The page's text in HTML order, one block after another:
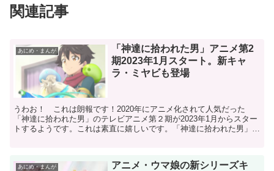
関連記事
あにめ・まんが
「神達に拾われた男」アニメ第2
期2023年1月スタート。新キャ
ラ・ミヤビも登場
うわお！ これは朗報です！2020年にアニメ化されて人気だった
「神達に拾われた男」のテレビアニメ第２期が2023年1月からスター
トするようです。これは素直に嬉しいです。「神達に拾われた男」、
あにめ・まんが
アニメ・ウマ娘の新シリーズキ